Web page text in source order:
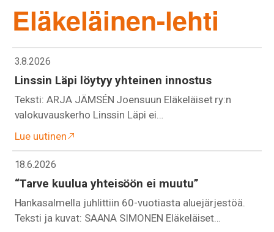
Eläkeläinen-lehti
3.8.2026
Linssin Läpi löytyy yhteinen innostus
Teksti: ARJA JÄMSÉN Joensuun Eläkeläiset ry:n
valokuvauskerho Linssin Läpi ei…
Lue uutinen
18.6.2026
“Tarve kuulua yhteisöön ei muutu”
Hankasalmella juhlittiin 60-vuotiasta aluejärjestöä.
Teksti ja kuvat: SAANA SIMONEN Eläkeläiset…